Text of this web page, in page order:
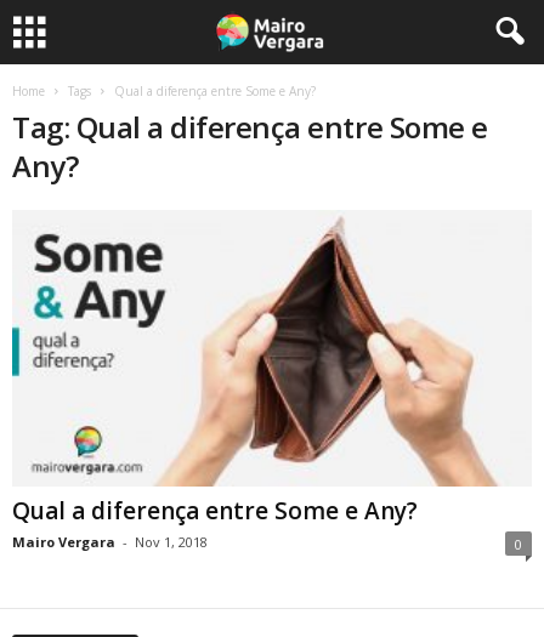
Home Tags Qual a diferença entre Some e Any?
Tag: Qual a diferença entre Some e
Any?
Qual a diferença entre Some e Any?
Mairo Vergara - Nov 1, 2018 0